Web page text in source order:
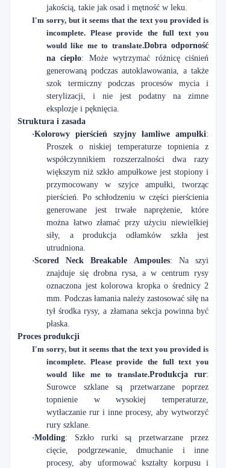
jakością, takie jak osad i mętność w leku.
I'm sorry, but it seems that the text you provided is
incomplete. Please provide the full text you
would like me to translate.Dobra odporność
na ciepło: Może wytrzymać różnicę ciśnień
generowaną podczas autoklawowania, a także
szok termiczny podczas procesów mycia i
sterylizacji, i nie jest podatny na zimne
eksplozje i pęknięcia.
Struktura i zasada
·Kolorowy pierścień szyjny łamliwe ampułki:
Proszek o niskiej temperaturze topnienia z
współczynnikiem rozszerzalności dwa razy
większym niż szkło ampułkowe jest stopiony i
przymocowany w szyjce ampułki, tworząc
pierścień. Po schłodzeniu w części pierścienia
generowane jest trwałe naprężenie, które
można łatwo złamać przy użyciu niewielkiej
siły, a produkcja odłamków szkła jest
utrudniona.
·Scored Neck Breakable Ampoules: Na szyi
znajduje się drobna rysa, a w centrum rysy
oznaczona jest kolorowa kropka o średnicy 2
mm. Podczas łamania należy zastosować siłę na
tył środka rysy, a złamana sekcja powinna być
płaska.
Proces produkcji
I'm sorry, but it seems that the text you provided is
incomplete. Please provide the full text you
would like me to translate.Produkcja rur:
Surowce szklane są przetwarzane poprzez
topnienie w wysokiej temperaturze,
wytłaczanie rur i inne procesy, aby wytworzyć
rury szklane.
·Molding: Szkło rurki są przetwarzane przez
cięcie, podgrzewanie, dmuchanie i inne
procesy, aby uformować kształty korpusu i